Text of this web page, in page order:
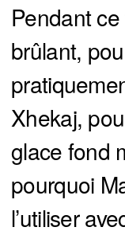
Pendant
brûlant,
Xhekaj,
glace fond
pourquoi
l’utiliser